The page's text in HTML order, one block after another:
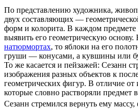
По представлению художника,
двух составляющих —
форм и колорита. В каждом предмете
выявить его геометрическую основу.
натюрмортах, то яблоки на его
груши — конусами, а кувшины или
То же касается и пейзажей: Сезанн
изображения разных объектов к
геометрических фигур. В отличие от
которые словно растворяли предмет
Сезанн стремился вернуть ему